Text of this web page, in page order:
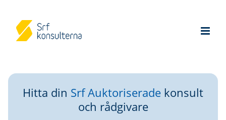
Hitta din Srf Auktoriserade konsult
och rådgivare